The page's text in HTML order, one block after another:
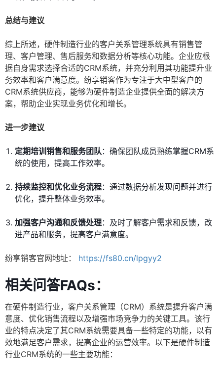
总结与建议
综上所述，硬件制造行业的客户关系管理系统具有销售管
理、客户管理、售后服务和数据分析等核心功能。企业应根
据自身需求选择合适的CRM系统，并充分利用其功能提升业
务效率和客户满意度。纷享销客作为专注于大中型客户的
CRM系统供应商，能够为硬件制造企业提供全面的解决方
案，帮助企业实现业务优化和增长。
进一步建议
定期培训销售和服务团队：确保团队成员熟练掌握CRM系
统的使用，提高工作效率。
持续监控和优化业务流程：通过数据分析发现问题并进行
优化，提升整体业务效率。
加强客户沟通和反馈处理：及时了解客户需求和反馈，改
进产品和服务，提高客户满意度。
纷享销客官网地址： https://fs80.cn/lpgyy2
相关问答FAQs：
在硬件制造行业，客户关系管理（CRM）系统是提升客户满
意度、优化销售流程以及增强市场竞争力的关键工具。该行
业的特点决定了其CRM系统需要具备一些特定的功能，以有
效地满足客户需求，提高企业的运营效率。以下是硬件制造
行业CRM系统的一些主要功能：